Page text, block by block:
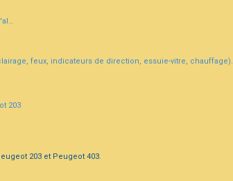
feux, indicateurs de direction, essuie-vitre, chauffage).
203
203 et Peugeot 403.